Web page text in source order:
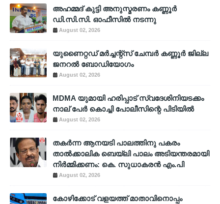
അഹമ്മദ് കുട്ടി അനുസ്മരണം കണ്ണൂർ
ഡി.സി.സി. ഓഫീസിൽ നടന്നു
August 02, 2026
യുണൈറ്റഡ് മർച്ചന്റ്സ് ചേമ്പർ കണ്ണൂർ ജില്ല
ജനറൽ ബോഡിയോഗം
August 02, 2026
MDMA യുമായി ഹരിപ്പാട് സ്വദേശിനിയടക്കം
നാല് പേർ കൊച്ചി പോലീസിന്റെ പിടിയിൽ
August 02, 2026
തകർന്ന ആനയടി പാലത്തിനു പകരം
താൽക്കാലിക ബെയ്‌ലി പാലം അടിയന്തരമായി
നിർമ്മിക്കണം: കെ. സുധാകരൻ എം.പി
August 02, 2026
കോഴിക്കോട് വളയത്ത് മാതാവിനൊപ്പം